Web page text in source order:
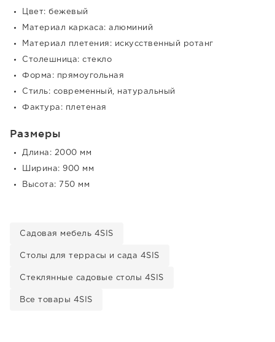
Цвет: бежевый
Материал каркаса: алюминий
Материал плетения: искусственный ротанг
Столешница: стекло
Форма: прямоугольная
Стиль: современный, натуральный
Фактура: плетеная
Размеры
Длина: 2000 мм
Ширина: 900 мм
Высота: 750 мм
Садовая мебель 4SIS
Столы для террасы и сада 4SIS
Стеклянные садовые столы 4SIS
Все товары 4SIS